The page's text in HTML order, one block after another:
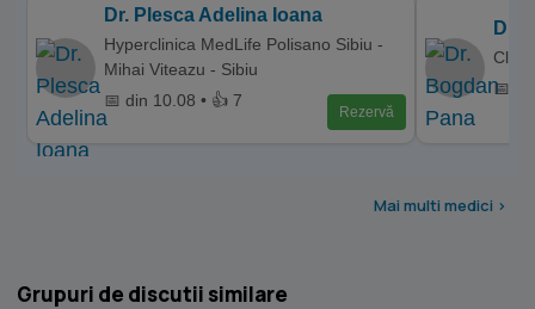
Dr. Plesca Adelina Ioana
Hyperclinica MedLife Polisano Sibiu -
Mihai Viteazu - Sibiu
📅 din 10.08 • 👍 7
Rezervă
Dr.
📅
Mai multi medici >
Grupuri de discutii similare